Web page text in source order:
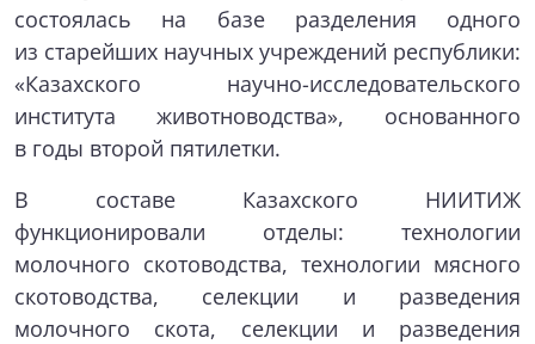
состоялась на базе разделения одного
из старейших научных учреждений республики:
«Казахского научно-исследовательского
института животноводства», основанного
в годы второй пятилетки.
В составе Казахского НИИТИЖ
функционировали отделы: технологии
молочного скотоводства, технологии мясного
скотоводства, селекции и разведения
молочного скота, селекции и разведения